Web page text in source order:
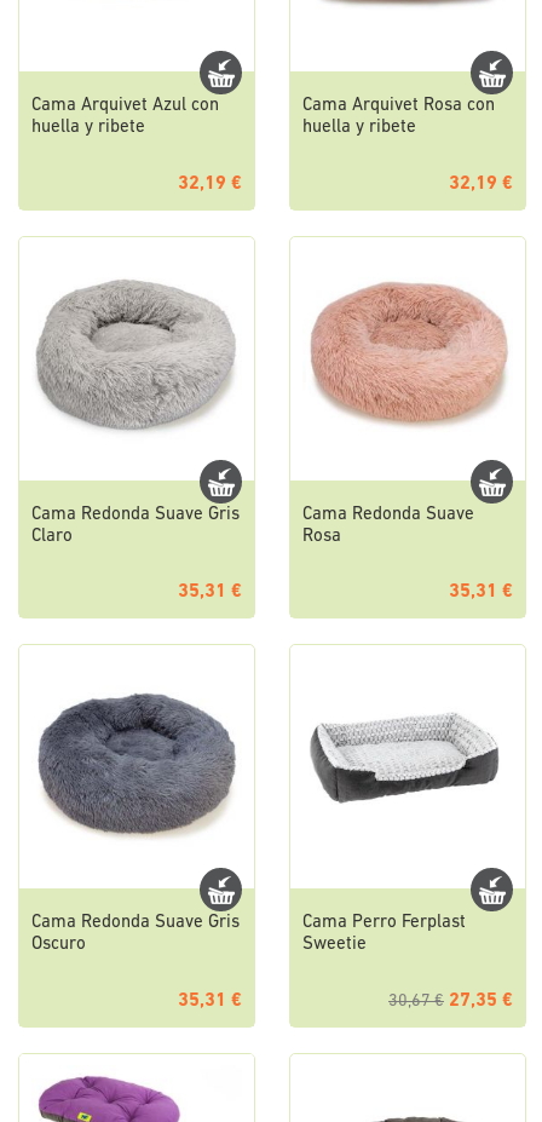
Cama Arquivet Azul con
huella y ribete
32,19 €
Cama Arquivet Rosa con
huella y ribete
32,19 €
Cama Redonda Suave Gris
Claro
35,31 €
Cama Redonda Suave
Rosa
35,31 €
Cama Redonda Suave Gris
Oscuro
35,31 €
Cama Perro Ferplast
Sweetie
30,67 € 27,35 €